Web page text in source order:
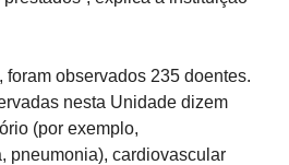
foram observados 235 doentes.
nesta Unidade dizem
(por exemplo,
pneumonia), cardiovascular